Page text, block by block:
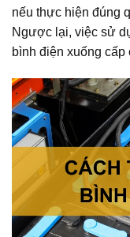
nếu thực hiện đúng
Ngược lại, việc sử
bình điện xuống cấp